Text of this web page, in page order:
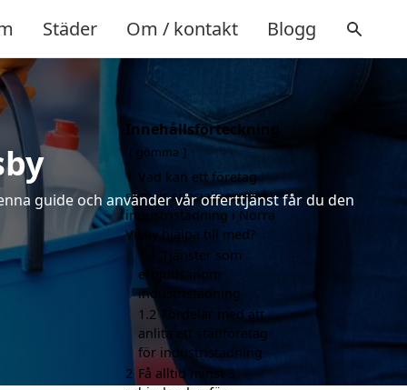
Städer Om / kontakt Blogg
guide och använder vår offerttjänst får du den
Innehållsförteckning
gömma
1 Vad kan ett företag
som är specialiserat på
industristädning i Norra
Visby hjälpa till med?
1.1
Tjänster som
erbjuds inom
industristädning
1.2
Fördelar med att
anlita ett städföretag
för industristädning
2 Få alltid minst 3